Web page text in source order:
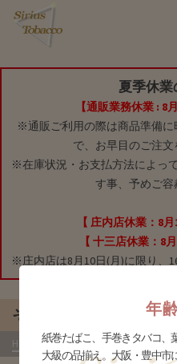
夏季休
【通販業務休業 : 8
※通販ご利用の際は商品準備
で、お早目のご注文
※在庫状況・お支払方法によっ
す事、予めご容
【 庄内店休業：8
【 十三店休業：8
※庄内店は8月10日(月)に限り、
その他
HOME »商品»ブランドグッズ
年
紙巻たばこ、手巻きタバコ、
大級の品揃え。大阪・豊中市